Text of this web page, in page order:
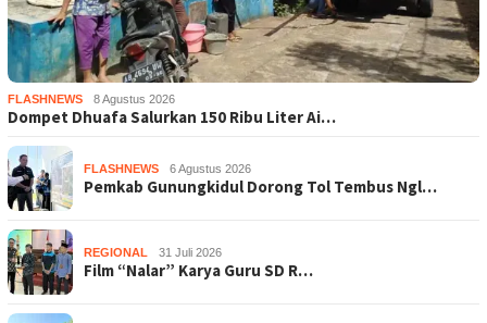
FLASHNEWS 8 Agustus 2026
Dompet Dhuafa Salurkan 150 Ribu Liter Ai…
FLASHNEWS 6 Agustus 2026
Pemkab Gunungkidul Dorong Tol Tembus Ngl…
REGIONAL 31 Juli 2026
Film “Nalar” Karya Guru SD R…